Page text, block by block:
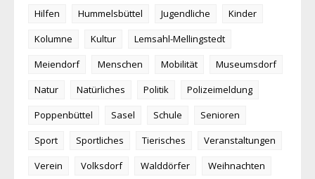
Hilfen
Hummelsbüttel Jugendliche
Kinder
Kolumne
Kultur
Lemsahl-Mellingstedt
Meiendorf
Menschen Mobilität
Museumsdorf
Natur
Natürliches Politik
Polizeimeldung
Poppenbüttel
Sasel Schule
Senioren
Sport
Sportliches Tierisches
Veranstaltungen
Verein
Volksdorf Walddörfer
Weihnachten